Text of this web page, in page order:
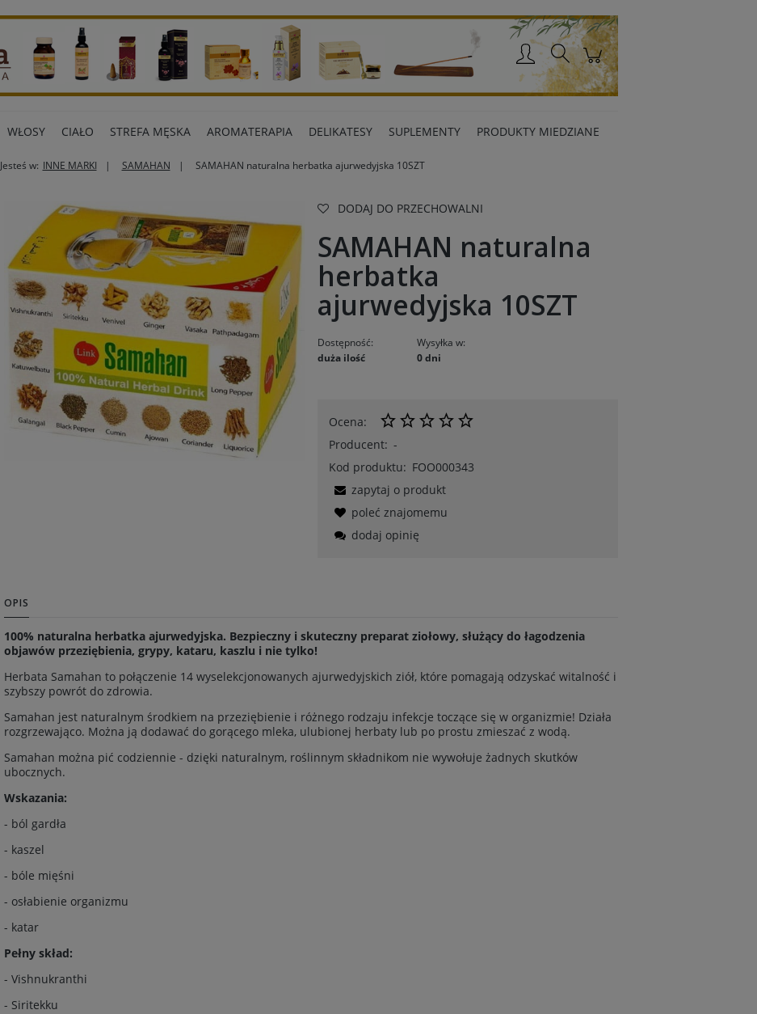
WŁOSY CIAŁO STREFA MĘSKA AROMATERAPIA DELIKATESY SUPLEMENTY PRODUKTY MIEDZIANE
Jesteś w: INNE MARKI SAMAHAN SAMAHAN naturalna herbatka ajurwedyjska 10SZT
DODAJ DO PRZECHOWALNI
SAMAHAN naturalna
herbatka
ajurwedyjska 10SZT
Dostępność:
duża ilość
Wysyłka w:
0 dni
Ocena:
Producent: -
Kod produktu: FOO000343
zapytaj o produkt
poleć znajomemu
dodaj opinię
OPIS
100% naturalna herbatka ajurwedyjska. Bezpieczny i skuteczny preparat ziołowy, służący do łagodzenia
objawów przeziębienia, grypy, kataru, kaszlu i nie tylko!
Herbata Samahan to połączenie 14 wyselekcjonowanych ajurwedyjskich ziół, które pomagają odzyskać witalność i
szybszy powrót do zdrowia.
Samahan jest naturalnym środkiem na przeziębienie i różnego rodzaju infekcje toczące się w organizmie! Działa
rozgrzewająco. Można ją dodawać do gorącego mleka, ulubionej herbaty lub po prostu zmieszać z wodą.
Samahan można pić codziennie - dzięki naturalnym, roślinnym składnikom nie wywołuje żadnych skutków
ubocznych.
Wskazania:
- ból gardła
- kaszel
- bóle mięśni
- osłabienie organizmu
- katar
Pełny skład:
- Vishnukranthi
- Siritekku